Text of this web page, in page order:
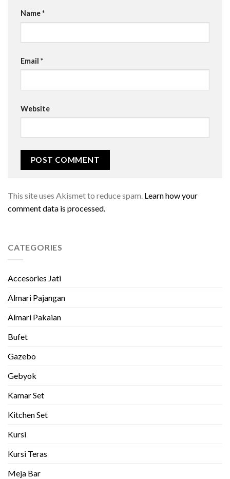
Name*
Email *
Website
This site uses Akismet to reduce spam. Learn how your
comment data is processed.
CATEGORIES
Accesories Jati
Almari Pajangan
Almari Pakaian
Bufet
Gazebo
Gebyok
Kamar Set
Kitchen Set
Kursi
Kursi Teras
Meja Bar